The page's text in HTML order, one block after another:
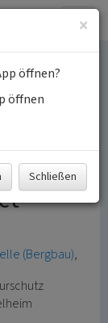
bei
(Bergbau)
×
öffnen?
öffnen
Schließen